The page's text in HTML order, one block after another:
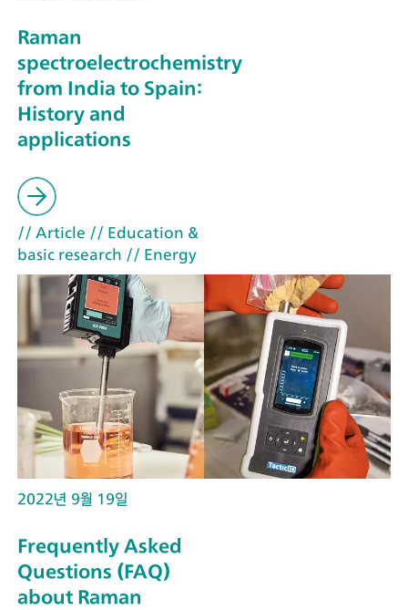
Raman
spectroelectrochemistry
from India to Spain:
History and
applications
// Article // Education &
basic research // Energy
2022년 9월 19일
Frequently Asked
Questions (FAQ)
about Raman